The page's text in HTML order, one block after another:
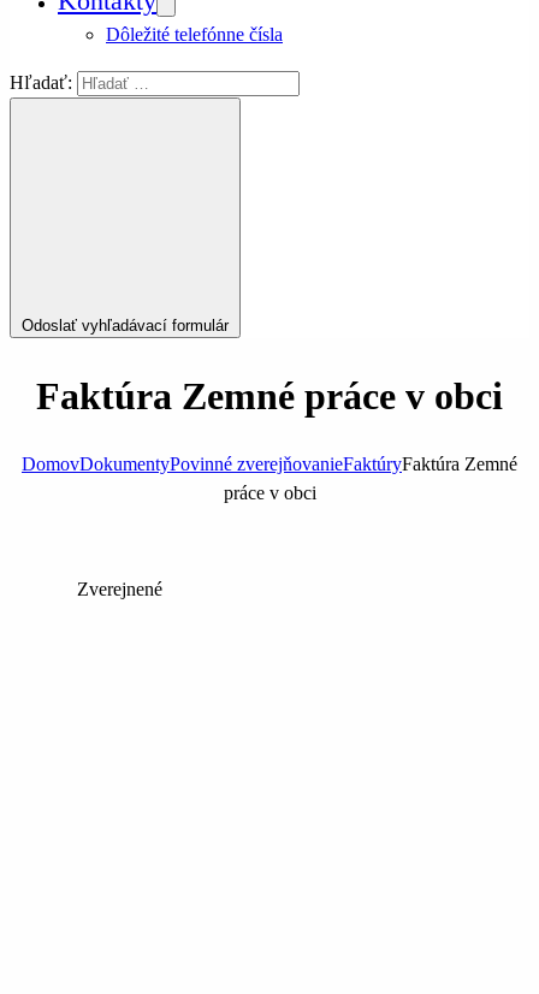
Dôležité telefónne čísla
Hľadať:
Odoslať vyhľadávací formulár
Faktúra Zemné práce v obci
DomovDokumentyPovinné zverejňovanieFaktúryFaktúra Zemné
práce v obci
Zverejnené